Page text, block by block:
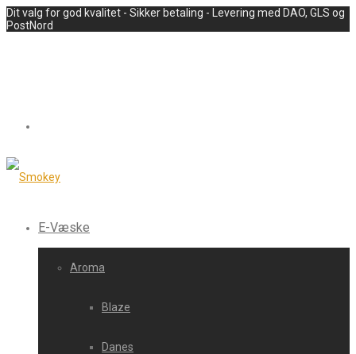
Dit valg for god kvalitet - Sikker betaling - Levering med DAO, GLS og
PostNord
E-Væske
Aroma
Blaze
Danes